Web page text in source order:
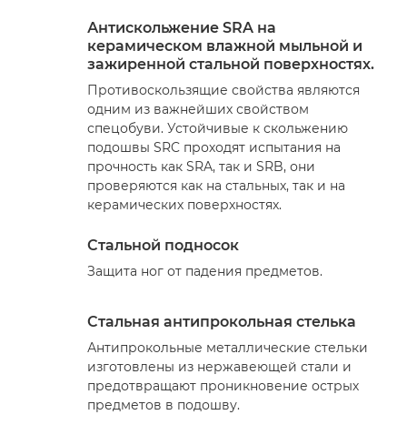
Антискольжение SRA на
керамическом влажной мыльной и
зажиренной стальной поверхностях.
Противоскользящие свойства являются
одним из важнейших свойством
спецобуви. Устойчивые к скольжению
подошвы SRC проходят испытания на
прочность как SRA, так и SRB, они
проверяются как на стальных, так и на
керамических поверхностях.
Стальной подносок
Защита ног от падения предметов.
Стальная антипрокольная стелька
Антипрокольные металлические стельки
изготовлены из нержавеющей стали и
предотвращают проникновение острых
предметов в подошву.